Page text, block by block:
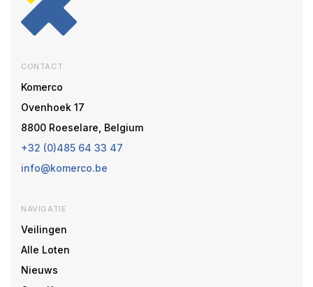
CONTACT
Komerco
Ovenhoek 17
8800 Roeselare, Belgium
+32 (0)485 64 33 47
info@komerco.be
NAVIGATIE
Veilingen
Alle Loten
Nieuws